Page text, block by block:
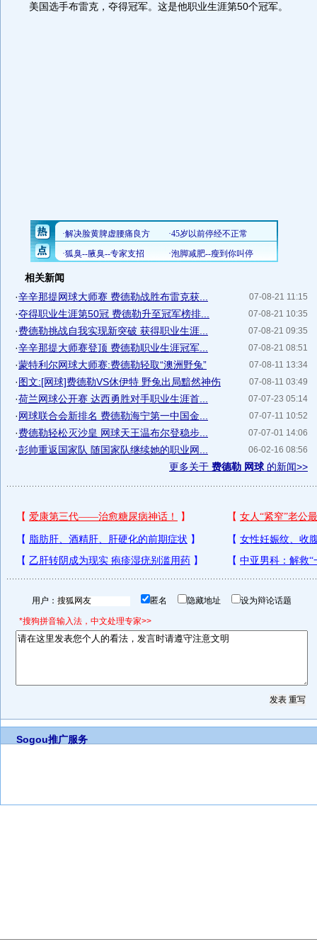
美国选手布雷克，夺得冠军。这是他职业生涯第50个冠军。
相关新闻
07-08-21 11:15
·辛辛那提网球大师赛 费德勒战胜布雷克获...
07-08-21 10:35
·夺得职业生涯第50冠 费德勒升至冠军榜排...
07-08-21 09:35
·费德勒挑战自我实现新突破 获得职业生涯...
07-08-21 08:51
·辛辛那提大师赛登顶 费德勒职业生涯冠军...
07-08-11 13:34
·蒙特利尔网球大师赛:费德勒轻取“澳洲野兔”
07-08-11 03:49
·图文:[网球]费德勒VS休伊特 野兔出局黯然神伤
07-07-23 05:14
·荷兰网球公开赛 达西勇胜对手职业生涯首...
07-07-11 10:52
·网球联合会新排名 费德勒海宁第一中国金...
07-07-01 14:06
·费德勒轻松灭沙皇 网球天王温布尔登稳步...
06-02-16 08:56
·彭帅重返国家队 随国家队继续她的职业网...
更多关于 费德勒 网球 的新闻>>
用户： 匿名 隐藏地址 设为辩论话题
*搜狗拼音输入法，中文处理专家>>
Sogou推广服务